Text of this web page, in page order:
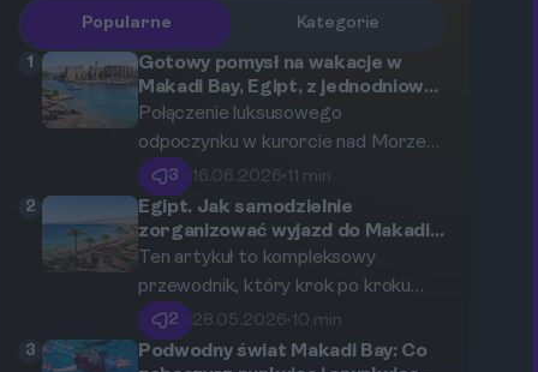
Popularne Kategorie
1
Gotowy pomysł na wakacje w
Makadi Bay, Egipt, z jednodniową
wycieczką do Luksoru.
Połączenie luksusowego
odpoczynku w kurorcie nad Morzem
Czerwonym z fascynującą podróżą
do serca starożytnego Egiptu.
Odkryj, jak zorganizować idealne
wakacje w Makadi Bay z
niezapomnianą, jednodniową
wycieczką do Luksoru.
3 16.06.2026•11 min
2
Egipt. Jak samodzielnie
zorganizować wyjazd do Makadi
Bay: plan podróży od A do Z.
Ten artykuł to kompleksowy
przewodnik, który krok po kroku
przeprowadzi Cię przez proces
samodzielnej organizacji wyjazdu do
2 28.05.2026•10 min
3
Podwodny świat Makadi Bay: Co